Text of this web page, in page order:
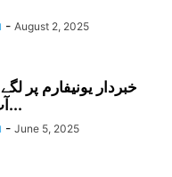
- August 2, 2025
خبردار یونیفارم پر
آپ کو دیکھ رہی...
- June 5, 2025